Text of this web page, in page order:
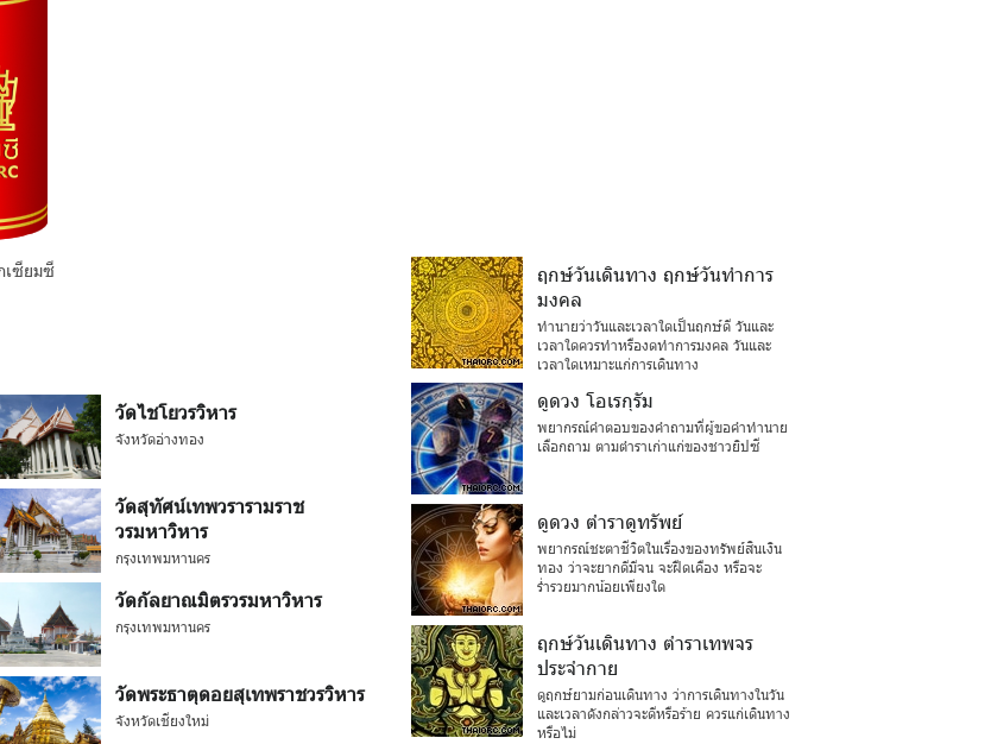
เซียมซี
วัดไชโยวรวิหาร
จังหวัดอ่างทอง
วัดสุทัศน์เทพวรารามราช
วรมหาวิหาร
กรุงเทพมหานคร
วัดกัลยาณมิตรวรมหาวิหาร
กรุงเทพมหานคร
วัดพระธาตุดอยสุเทพราชวรวิหาร
จังหวัดเชียงใหม่
ฤกษ์วันเดินทาง ฤกษ์วันทำการ
มงคล
ทำนายว่าวันและเวลาใดเป็นฤกษ์ดี วันและ
เวลาใดควรทำหรืองดทำการมงคล วันและ
เวลาใดเหมาะแก่การเดินทาง
ดูดวง โอเรกุรัม
พยากรณ์คำตอบของคำถามที่ผู้ขอคำทำนาย
เลือกถาม ตามตำราเก่าแก่ของชาวยิปซี
ดูดวง ตำราดูทรัพย์
พยากรณ์ชะตาชีวิตในเรื่องของทรัพย์สินเงิน
ทอง ว่าจะยากดีมีจน จะฝืดเคือง หรือจะ
ร่ำรวยมากน้อยเพียงใด
ฤกษ์วันเดินทาง ตำราเทพจร
ประจำกาย
ดูฤกษ์ยามก่อนเดินทาง ว่าการเดินทางในวัน
และเวลาดังกล่าวจะดีหรือร้าย ควรแก่เดินทาง
หรือไม่